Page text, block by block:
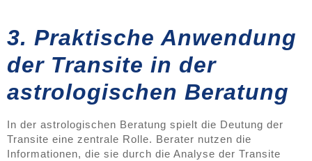
3. Praktische Anwendung
der Transite in der
astrologischen Beratung
In der astrologischen Beratung spielt die Deutung der
Transite eine zentrale Rolle. Berater nutzen die
Informationen, die sie durch die Analyse der Transite